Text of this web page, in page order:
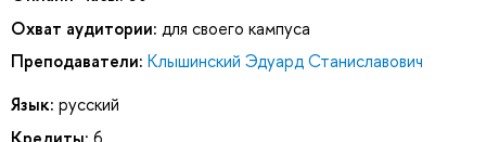
Охват аудитории: для своего кампуса
Преподаватели: Клышинский Эдуард Станиславович
Язык: русский